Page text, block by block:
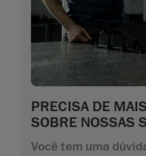
PRECISA DE
SOBRE NOSSAS
Você tem uma